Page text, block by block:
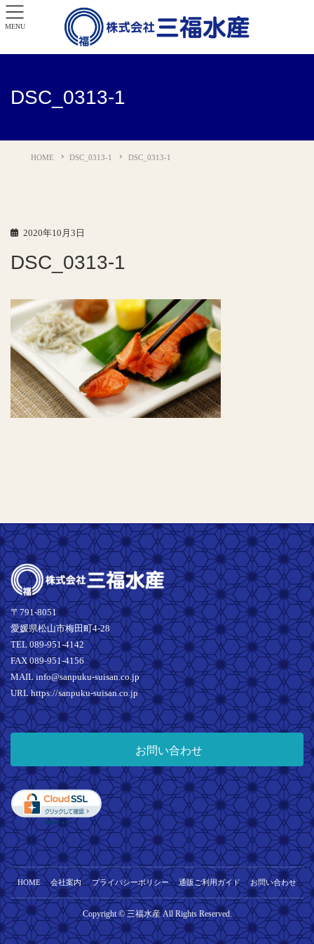
DSC_0313-1
HOME DSC_0313-1 DSC_0313-1
2020年10月3日
DSC_0313-1
〒791-8051
愛媛県松山市梅田町4-28
TEL 089-951-4142
FAX 089-951-4156
MAIL info@sanpuku-suisan.co.jp
URL https://sanpuku-suisan.co.jp
お問い合わせ
HOME 会社案内 プライバシーポリシー 通販ご利用ガイド お問い合わせ
Copyright © 三福水産 All Rights Reserved.
MENU